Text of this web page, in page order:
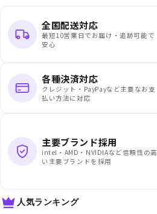
全国配送対応
最短10営業日でお届け・追跡可能で
安心
各種決済対応
クレジット・PayPayなど主要なお支
払い方法に対応
主要ブランド採用
intel・AMD・NVIDIAなど信頼性の高
い主要ブランドを採用
人気ランキング